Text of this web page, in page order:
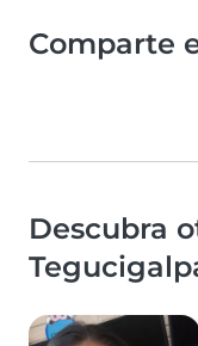
Comparte
Descubra